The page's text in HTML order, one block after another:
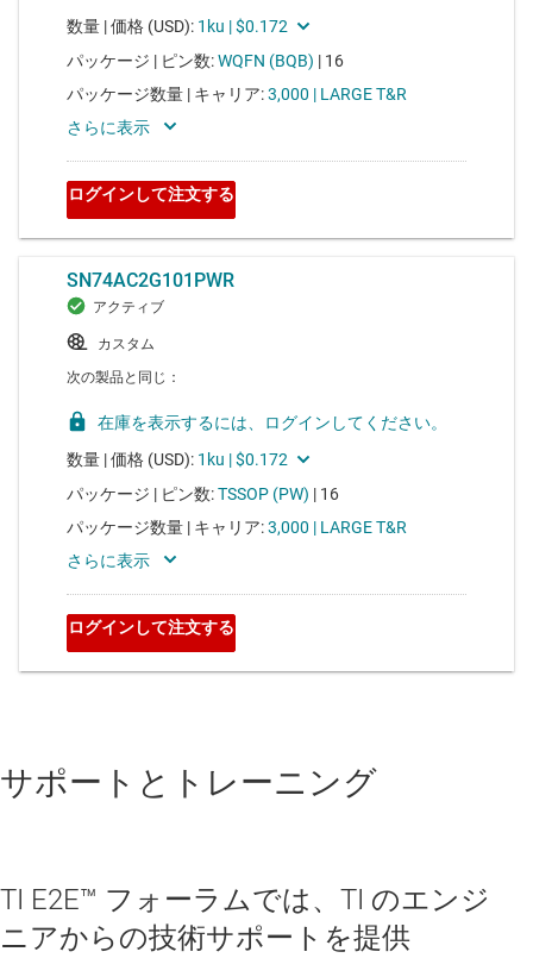
サポートとトレーニング
TI E2E™ フォーラムでは、TI のエンジ
ニアからの技術サポートを提供